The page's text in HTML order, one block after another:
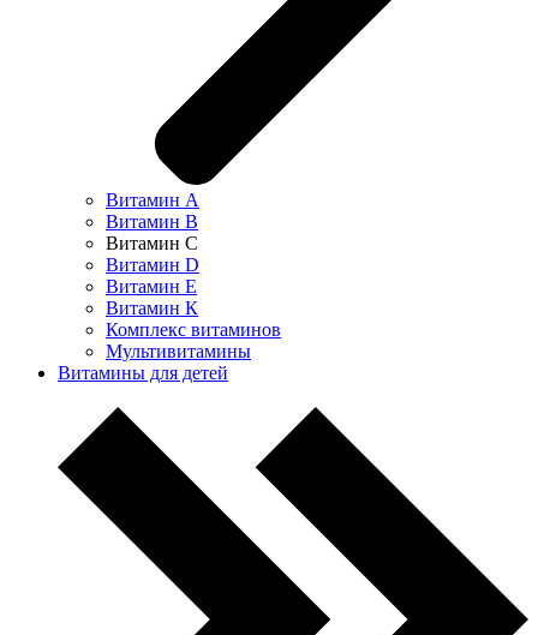
Витамин А
Витамин В
Витамин С
Витамин D
Витамин Е
Витамин К
Комплекс витаминов
Мультивитамины
Витамины для детей